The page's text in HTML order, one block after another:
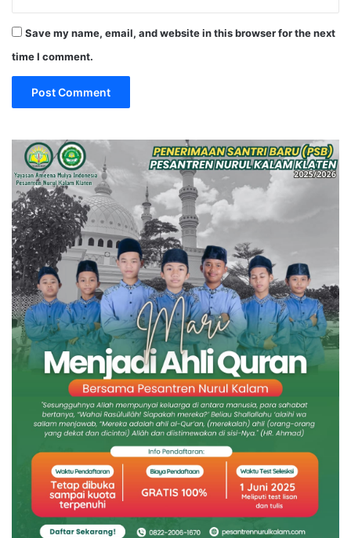
Save my name, email, and website in this browser for the next
time I comment.